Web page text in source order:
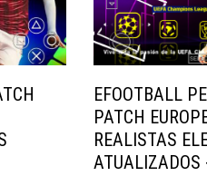
EFOOTBALL
PATCH
REALISTAS